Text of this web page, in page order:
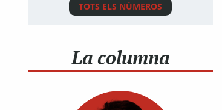
TOTS ELS NÚMEROS
La columna